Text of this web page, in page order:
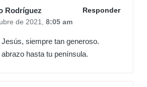
Rodríguez
Responder
de 2021, 8:05 am
siempre tan generoso.
hasta tu península.